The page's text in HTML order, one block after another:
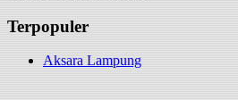
Terpopuler
Aksara Lampung